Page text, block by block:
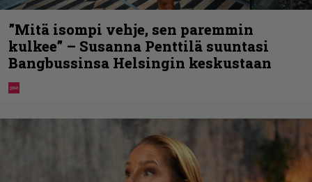
”Mitä isompi vehje, sen paremmin
kulkee” – Susanna Penttilä suuntasi
Bangbussinsa Helsingin keskustaan